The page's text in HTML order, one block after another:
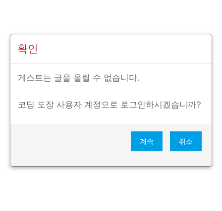
확인
게스트는 글을 올릴 수 없습니다.
코딩 도장 사용자 계정으로 로그인하시겠습니까?